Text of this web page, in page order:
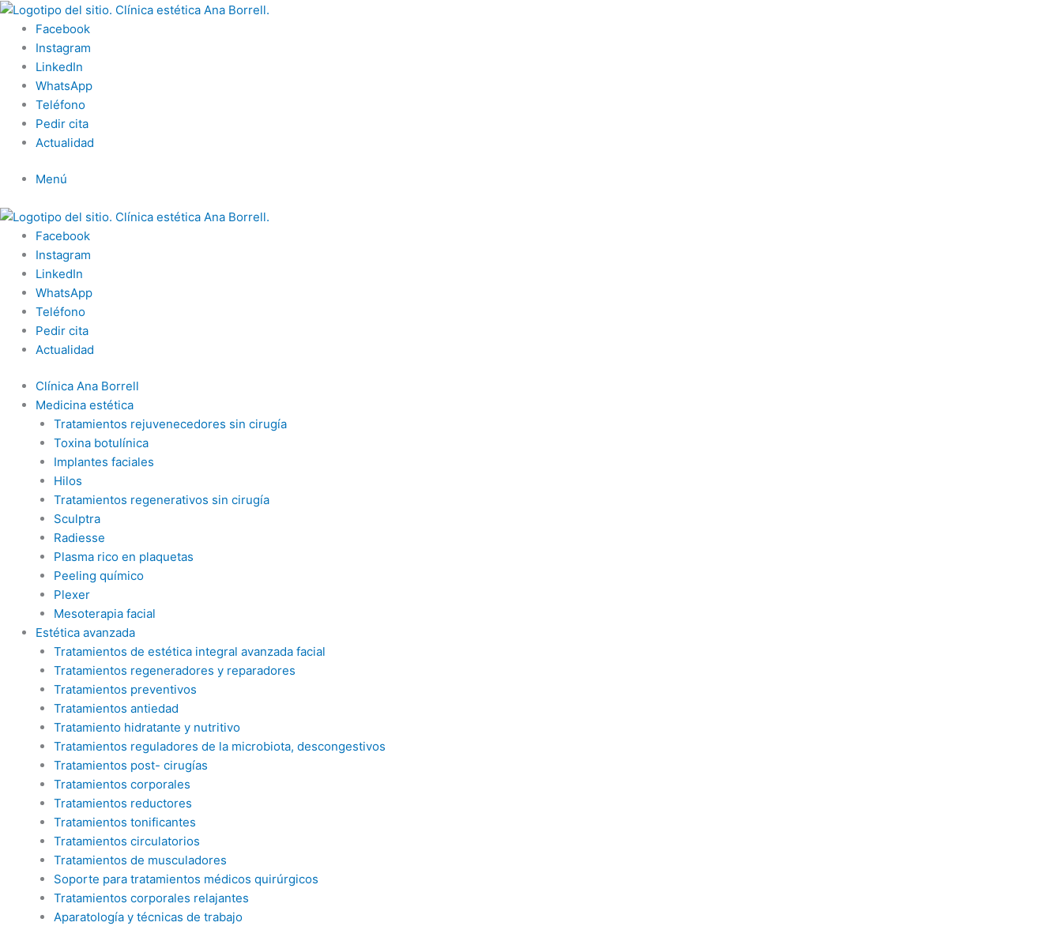
Ir
contenido
Facebook
Instagram
LinkedIn
WhatsApp
Teléfono
Pedir cita
Actualidad
Menú
Facebook
Instagram
LinkedIn
WhatsApp
Teléfono
Pedir cita
Actualidad
Clínica Ana Borrell
Medicina estética
Tratamientos rejuvenecedores sin cirugía
Toxina botulínica
Implantes faciales
Hilos
Tratamientos regenerativos sin cirugía
Sculptra
Radiesse
Plasma rico en plaquetas
Peeling químico
Plexer
Mesoterapia facial
Estética avanzada
Tratamientos de estética integral avanzada facial
Tratamientos regeneradores y reparadores
Tratamientos preventivos
Tratamientos antiedad
Tratamiento hidratante y nutritivo
Tratamientos reguladores de la microbiota, descongestivos
Tratamientos post- cirugías
Tratamientos corporales
Tratamientos reductores
Tratamientos tonificantes
Tratamientos circulatorios
Tratamientos de musculadores
Soporte para tratamientos médicos quirúrgicos
Tratamientos corporales relajantes
Aparatología y técnicas de trabajo